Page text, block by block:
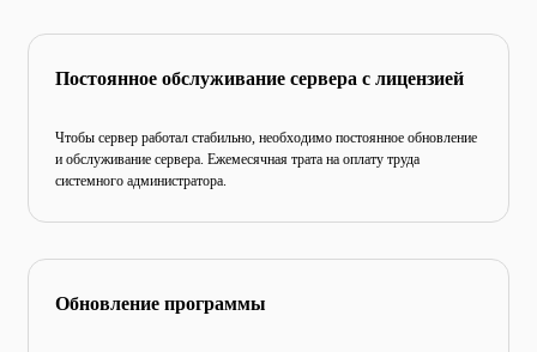
Постоянное обслуживание сервера с лицензией
Чтобы сервер работал стабильно, необходимо постоянное обновление
и обслуживание сервера. Ежемесячная трата на оплату труда
системного администратора.
Обновление программы